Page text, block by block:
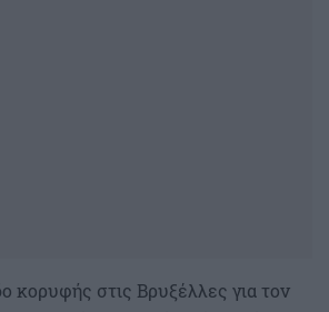
κορυφής στις Βρυξέλλες για τον